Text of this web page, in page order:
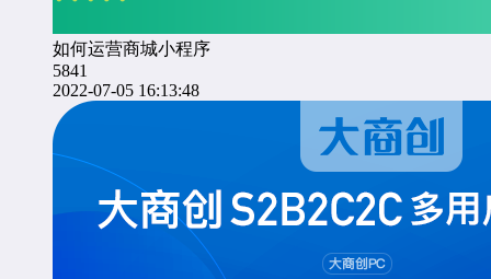
如何运营商城小程序
5841
2022-07-05 16:13:48